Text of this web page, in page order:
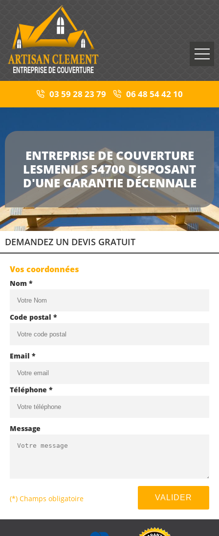
03 59 28 23 79 06 48 54 42 10
ENTREPRISE DE COUVERTURE
LESMENILS 54700 DISPOSANT
D'UNE GARANTIE DÉCENNALE
DEMANDEZ UN DEVIS GRATUIT
Vos coordonnées
Nom *
Code postal *
Email *
Téléphone *
Message
(*) Champs obligatoire